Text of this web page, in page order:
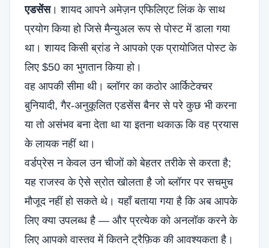
एडसेंस। शायद आपने अमेज़न एफिलिएट लिंक के साथ
प्रयोग किया हो जिसे मैन्युअल रूप से पोस्ट में डाला गया
था। शायद किसी ब्रांड ने आपको एक प्रायोजित पोस्ट के
लिए $50 का भुगतान किया हो।
वह आपकी सीमा थी। ब्लॉगर का कठोर आर्किटेक्चर
बुनियादी, गैर-अनुकूलित एडसेंस बैनर से परे कुछ भी करना
या तो असंभव बना देता था या इतना थकाऊ कि वह प्रयास
के लायक नहीं था।
वर्डप्रेस न केवल उन चीजों को बेहतर तरीके से करता है;
यह राजस्व के ऐसे स्रोत खोलता है जो ब्लॉगर पर सचमुच
मौजूद नहीं हो सकते थे। यहाँ बताया गया है कि अब आपके
लिए क्या उपलब्ध है — और प्रत्येक को अनलॉक करने के
लिए आपको वास्तव में कितने ट्रैफ़िक की आवश्यकता है।